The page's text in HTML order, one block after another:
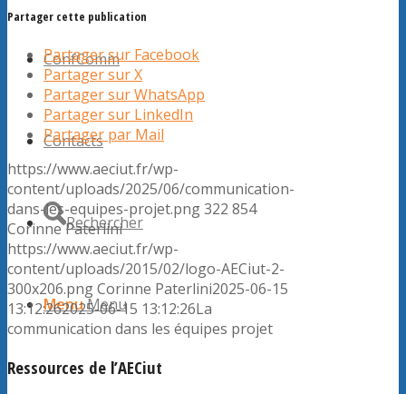
ConfComm
Contacts
Rechercher
MenuMenu
Partager cette publication
Partager sur Facebook
Partager sur X
Partager sur WhatsApp
Partager sur LinkedIn
Partager par Mail
https://www.aeciut.fr/wp-
content/uploads/2025/06/communication-
dans-les-equipes-projet.png322 854
Corinne Paterlini
https://www.aeciut.fr/wp-
content/uploads/2015/02/logo-AECiut-2-
300x206.pngCorinne Paterlini2025-06-15
13:12:262025-06-15 13:12:26La
communication dans les équipes projet
Ressources de l’AECiut